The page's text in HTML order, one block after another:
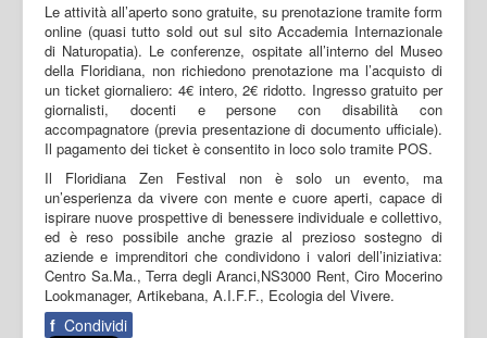
Le attività all’aperto sono gratuite, su prenotazione tramite form
online (quasi tutto sold out sul sito Accademia Internazionale
di Naturopatia). Le conferenze, ospitate all’interno del Museo
della Floridiana, non richiedono prenotazione ma l’acquisto di
un ticket giornaliero: 4€ intero, 2€ ridotto. Ingresso gratuito per
giornalisti, docenti e persone con disabilità con
accompagnatore (previa presentazione di documento ufficiale).
Il pagamento dei ticket è consentito in loco solo tramite POS.
Il Floridiana Zen Festival non è solo un evento, ma
un’esperienza da vivere con mente e cuore aperti, capace di
ispirare nuove prospettive di benessere individuale e collettivo,
ed è reso possibile anche grazie al prezioso sostegno di
aziende e imprenditori che condividono i valori dell’iniziativa:
Centro Sa.Ma., Terra degli Aranci,NS3000 Rent, Ciro Mocerino
Lookmanager, Artikebana, A.I.F.F., Ecologia del Vivere.
f Condividi